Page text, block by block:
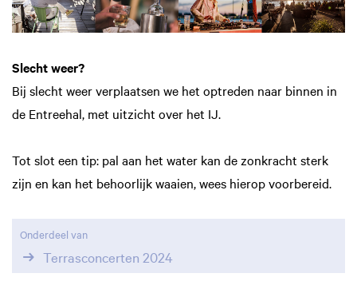
Slecht weer?
Bij slecht weer verplaatsen we het optreden naar binnen in
de Entreehal, met uitzicht over het IJ.
Tot slot een tip: pal aan het water kan de zonkracht sterk
zijn en kan het behoorlijk waaien, wees hierop voorbereid.
Onderdeel van
Terrasconcerten 2024